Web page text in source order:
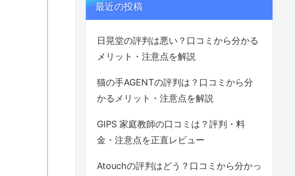
最近の投稿
日晃堂の評判は悪い？口コミから分かる
メリット・注意点を解説
猫の手AGENTの評判は？口コミから分
かるメリット・注意点を解説
GIPS 家庭教師の口コミは？評判・料
金・注意点を正直レビュー
Atouchの評判はどう？口コミから分かっ